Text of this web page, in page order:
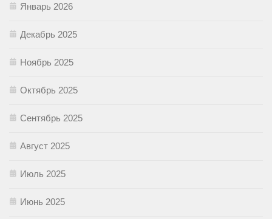
Январь 2026
Декабрь 2025
Ноябрь 2025
Октябрь 2025
Сентябрь 2025
Август 2025
Июль 2025
Июнь 2025